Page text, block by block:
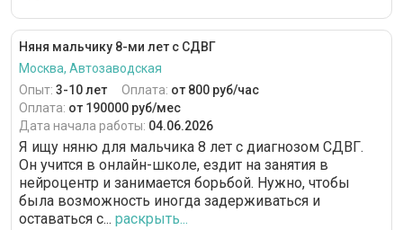
Няня мальчику 8-ми лет с СДВГ
Москва, Автозаводская
Опыт: 3-10 лет Оплата: от 800 руб/час
Оплата: от 190000 руб/мес
Дата начала работы: 04.06.2026
Я ищу няню для мальчика 8 лет с диагнозом СДВГ.
Он учится в онлайн-школе, ездит на занятия в
нейроцентр и занимается борьбой. Нужно, чтобы
была возможность иногда задерживаться и
оставаться с... раскрыть...